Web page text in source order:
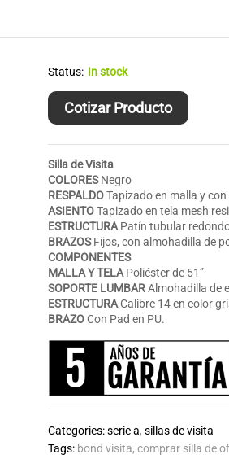
Status: In stock
Cotizar Producto
Silla de Visita
COLORESNegro
RESPALDOTapizado en malla y
ASIENTOTapizado en tela mesh
ESTRUCTURAPatín tubular
BRAZOSFijos, con almohadilla de
COMPONENTES
MALLA Y TELAPoliéster de 51”
SOPORTE LUMBARAlmohadilla de
ESTRUCTURACalibre 14 en color
BRAZOCon Pad en PU.
Categories:serie a,sillas de visita
Tags: bond visita,comprar silla de